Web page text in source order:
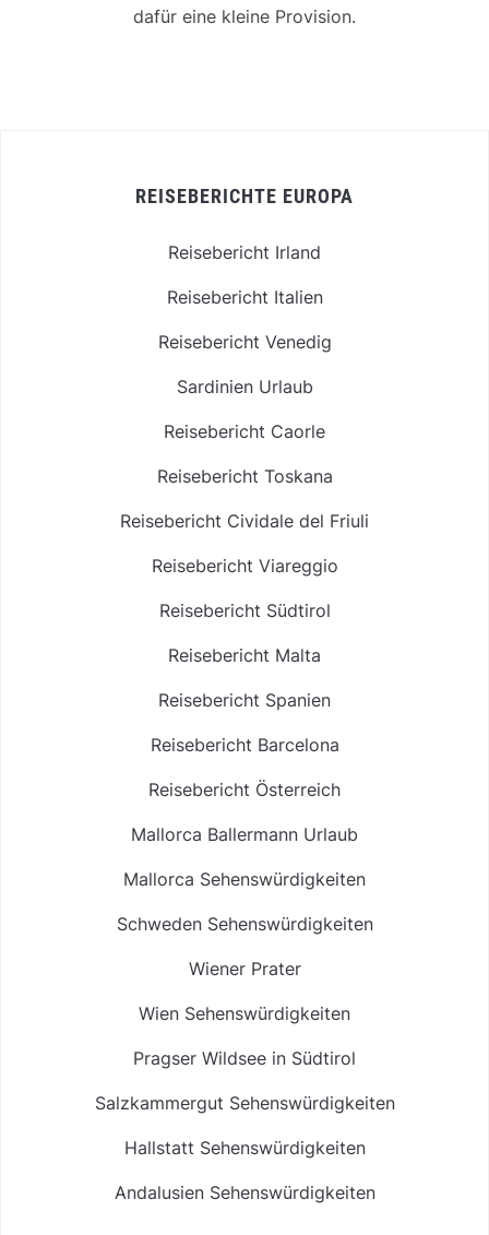
dafür eine kleine Provision.
REISEBERICHTE EUROPA
Reisebericht Irland
Reisebericht Italien
Reisebericht Venedig
Sardinien Urlaub
Reisebericht Caorle
Reisebericht Toskana
Reisebericht Cividale del Friuli
Reisebericht Viareggio
Reisebericht Südtirol
Reisebericht Malta
Reisebericht Spanien
Reisebericht Barcelona
Reisebericht Österreich
Mallorca Ballermann Urlaub
Mallorca Sehenswürdigkeiten
Schweden Sehenswürdigkeiten
Wiener Prater
Wien Sehenswürdigkeiten
Pragser Wildsee in Südtirol
Salzkammergut Sehenswürdigkeiten
Hallstatt Sehenswürdigkeiten
Andalusien Sehenswürdigkeiten